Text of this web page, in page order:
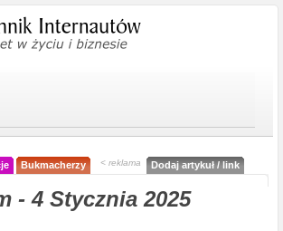
Bukmacherzy < reklama Dodaj artykuł / link
- 4 Stycznia 2025